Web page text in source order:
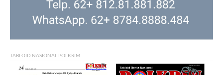
TABLOID NASIONAL POLKRIM